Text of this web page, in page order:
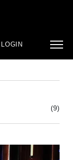
LOGIN
(9)